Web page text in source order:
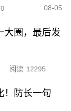
08-05
大圈，最后发
阅读 12295
！防长一句